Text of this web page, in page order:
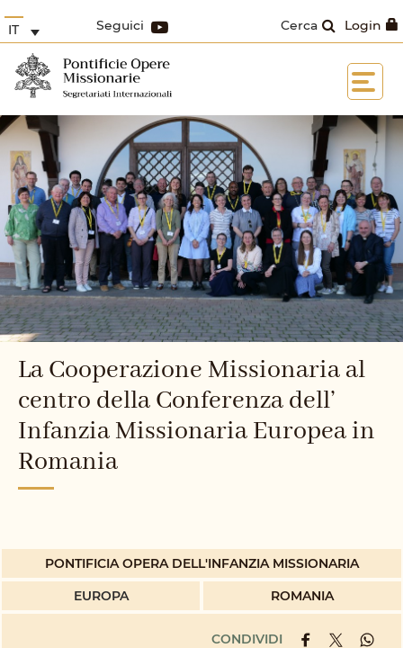
Login
Cerca
Seguici
IT
La Cooperazione Missionaria al
centro della Conferenza dell’
Infanzia Missionaria Europea in
Romania
PONTIFICIA OPERA DELL'INFANZIA MISSIONARIA
EUROPA
ROMANIA
CONDIVIDI